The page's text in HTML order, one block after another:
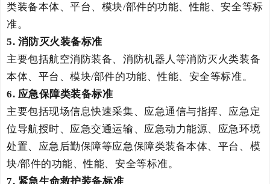
类装备本体、平台、模块/部件的功能、性能、安全等标
准。
5. 消防灭火装备标准
主要包括航空消防装备、消防机器人等消防灭火类装备
本体、平台、模块/部件的功能、性能、安全等标准。
6. 应急保障类装备标准
主要包括现场信息快速采集、应急通信与指挥、应急定
位导航授时、应急交通运输、应急动力能源、应急环境
处置、 应急后勤保障等应急保障类装备本体、平台、模
块/部件的功能、性能、安全等标准。
7. 紧急生命救护装备标准